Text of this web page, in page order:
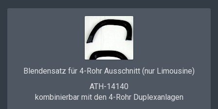
Blendensatz für 4-Rohr Ausschnitt (nur Limousine)
ATH-14140
kombinierbar mit den 4-Rohr Duplexanlagen